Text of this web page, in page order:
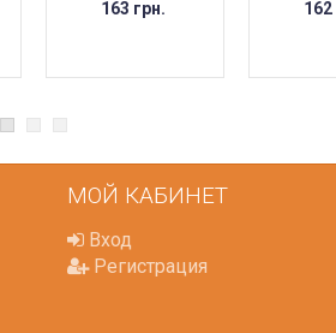
163 грн. 162
МОЙ КАБИНЕТ
Вход
Регистрация